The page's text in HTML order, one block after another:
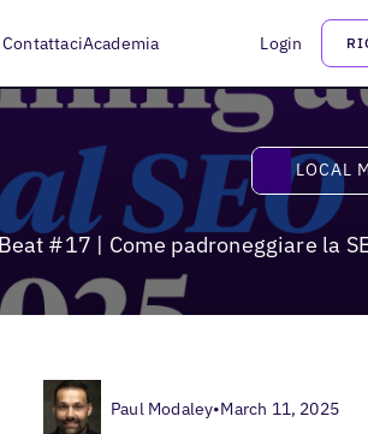
ContattaciAcademia Login
#17 | Come padroneggiare la SEO locale
LOCAL
#17 | Come padroneggiare la
Paul Modaley•March 11, 2025